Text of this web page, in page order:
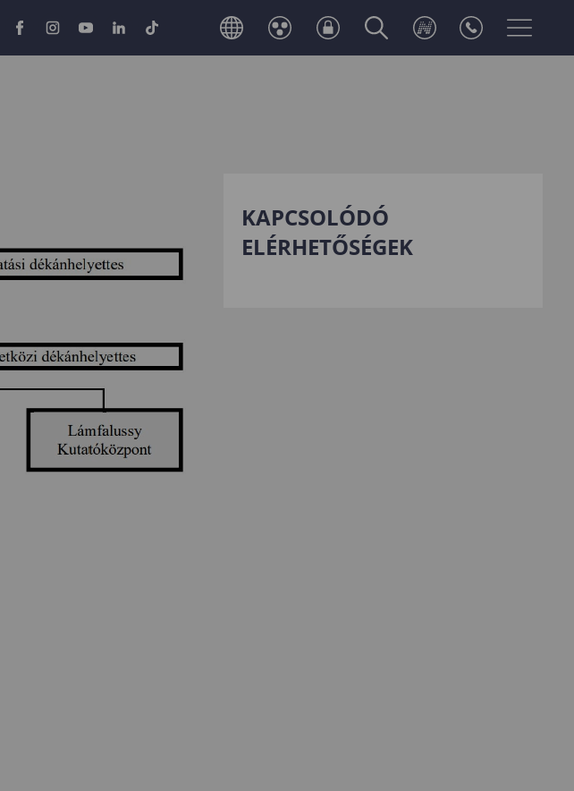
KAPCSOLÓDÓ
ELÉRHETŐSÉGEK